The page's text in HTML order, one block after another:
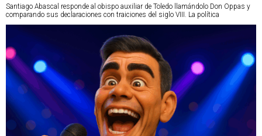
Santiago Abascal responde al obispo auxiliar de Toledo llamándolo Don Oppas y
comparando sus declaraciones con traiciones del siglo VIII. La política